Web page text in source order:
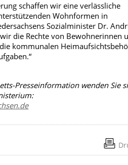
schaffen wir eine verlässliche
Wohnformen in
Sozialminister Dr.
die Rechte von Bewohnerinnen
kommunalen
Presseinformation wenden Sie